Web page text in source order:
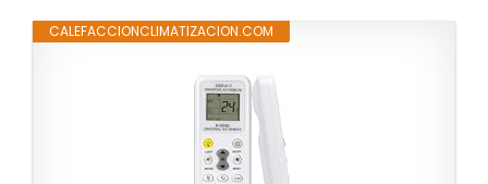
CALEFACCIONCLIMATIZACION.COM